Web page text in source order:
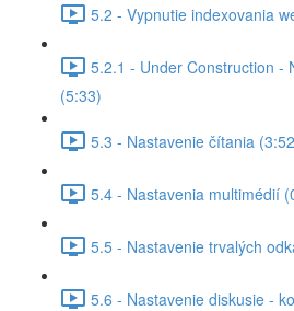
5.2 - Vypnutie indexovania
5.2.1 - Under Construction -
(5:33)
5.3 - Nastavenie čítania
5.4 - Nastavenia multimédií
5.5 - Nastavenie trvalých
5.6 - Nastavenie diskusie -